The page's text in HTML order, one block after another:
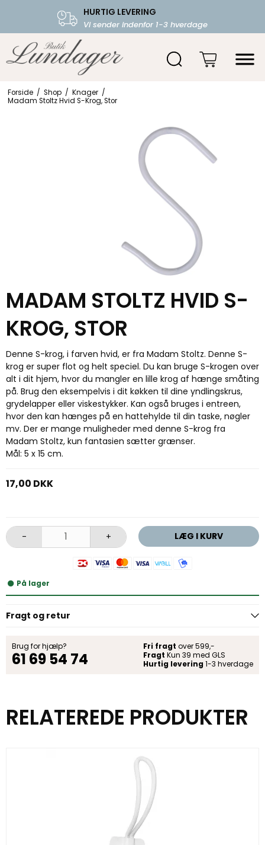
HURTIG LEVERING
Vi sender indenfor 1-3 hverdage
FRI FRAGT OVER 599.-
Starter fra 39,-
Forside / Shop / Knager /
Madam Stoltz Hvid S-Krog, Stor
MADAM STOLTZ HVID S-
KROG, STOR
Denne S-krog, i farven hvid, er fra Madam Stoltz. Denne S-
krog er super flot og helt speciel. Du kan bruge S-krogen over
alt i dit hjem, hvor du mangler en lille krog af hænge småting
på. Brug den eksempelvis i dit køkken til dine yndlingskrus,
grydelapper eller viskestykker. Kan også bruges i entreen,
hvor den kan hænges på en hattehylde til din taske, nøgler
mv. Der er mange muligheder med denne S-krog fra
Madam Stoltz, kun fantasien sætter grænser.
Mål: 5 x 15 cm.
17,00 DKK
- + LÆG I KURV
På lager
Fragt og retur
Brug for hjælp?
61 69 54 74
Fri fragt over 599,-
Fragt Kun 39 med GLS
Hurtig levering 1-3 hverdage
RELATEREDE PRODUKTER